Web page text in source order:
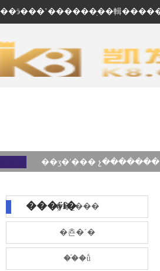
��ʒ�ʹ��� չ�������
���ÿſ���˾���
�쵼�´�
��֯�ṹ